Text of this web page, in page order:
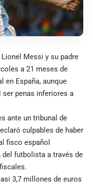
Messi y su padre
a 21 meses de
en España, aunque
penas inferiores a
ante un tribunal de
culpables de haber
fisco español
del futbolista a través de
3,7 millones de euros